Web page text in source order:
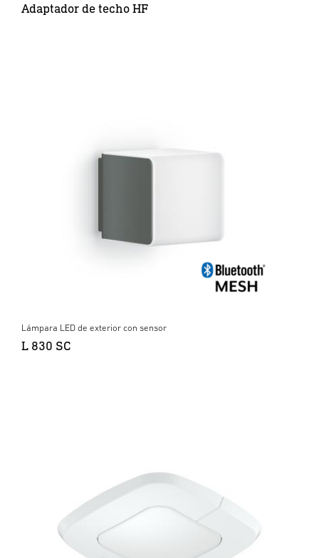
Adaptador de techo HF
Lámpara LED de exterior con sensor
L 830 SC